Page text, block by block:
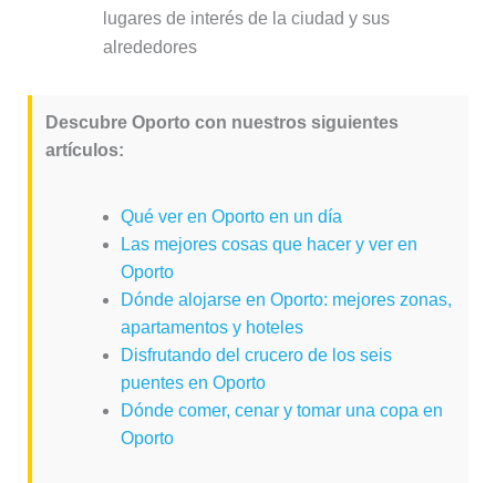
lugares de interés de la ciudad y sus
alrededores
Descubre Oporto con nuestros siguientes
artículos:
Qué ver en Oporto en un día
Las mejores cosas que hacer y ver en
Oporto
Dónde alojarse en Oporto: mejores zonas,
apartamentos y hoteles
Disfrutando del crucero de los seis
puentes en Oporto
Dónde comer, cenar y tomar una copa en
Oporto